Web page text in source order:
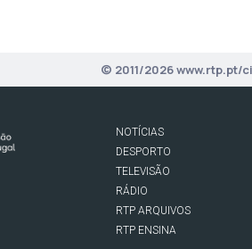
© 2011/2026
NOTÍCIAS
DESPORTO
TELEVISÃO
RÁDIO
RTP ARQUIVOS
RTP ENSINA